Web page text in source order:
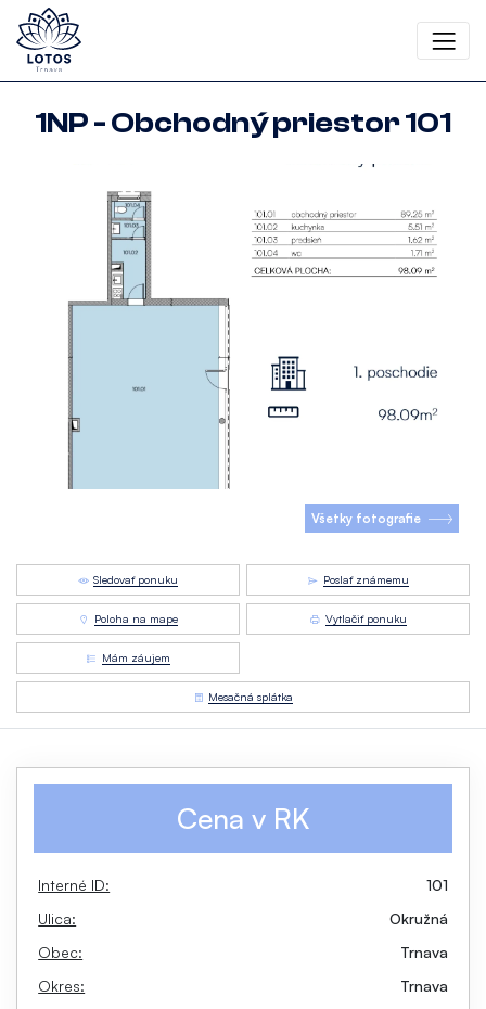
1NP - Obchodný priestor 101
Všetky fotografie
Sledovať ponuku Poslať známemu
Poloha na mape Vytlačiť ponuku
Mám záujem
Mesačná splátka
Cena v RK
Interné ID:
101
Ulica:
Okružná
Obec:
Trnava
Okres:
Trnava